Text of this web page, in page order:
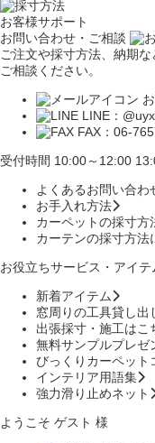
お客様サポート
お問い合わせ・ご相談
ご注文や採寸方法、納期
ご相談ください。
LINE：
FAX：06-
受付時間 10:00～12:00
よくあるお問い合わ
お手入れ方法
カーペットの採寸方
カーテンの採寸方法
お役立ちサービス・アイテ
新着アイテム
窓周りの工具貸し出
出張採寸・施工はこ
無料サンプルプレゼ
びっくりカーペット
インテリア用語集
強力滑り止めネット
ようこそ ゲスト 様